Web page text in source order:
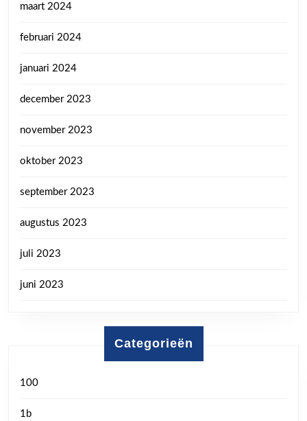
maart 2024
februari 2024
januari 2024
december 2023
november 2023
oktober 2023
september 2023
augustus 2023
juli 2023
juni 2023
Categorieën
100
1b